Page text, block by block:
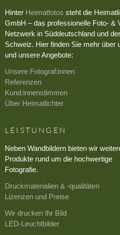
Hinter Heimatfotos steht die
GmbH – das professionelle Foto- &
Netzwerk in Süddeutschland und der
Schweiz. Hier finden Sie mehr über
und unsere Angebote:
Unsere Fotograf:innen
Referenzen
Kund:innenstimmen
Über Heimatlichter
LEISTUNGEN
Neben Wandbildern bieten wir
Produkte rund um die hochwertige
Fotografie.
Druckmaterialien & -qualitäten
Lizenzen und Preise
Wir drucken Ihr Bild
LED-Leuchtbilder